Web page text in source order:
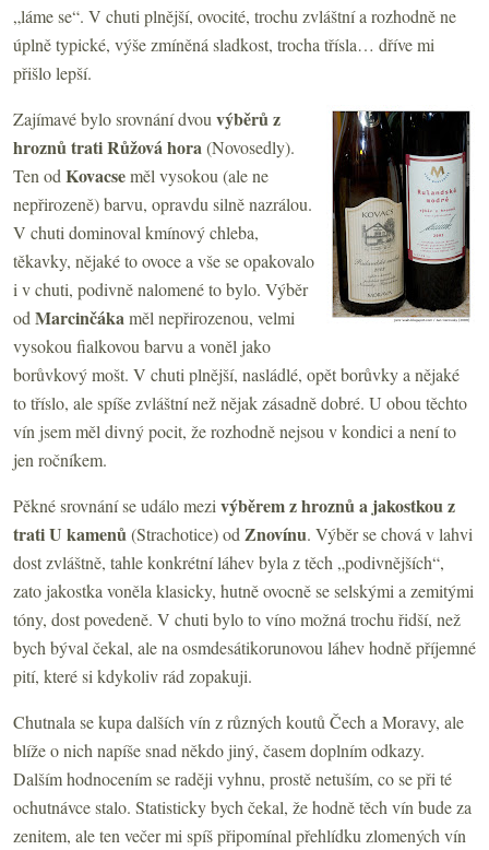
„láme se“. V chuti plnější, ovocité, trochu zvláštní a rozhodně ne
úplně typické, výše zmíněná sladkost, trocha třísla… dříve mi
přišlo lepší.
Zajímavé bylo srovnání dvou výběrů z
hroznů trati Růžová hora(Novosedly).
Ten od Kovacseměl vysokou (ale ne
nepřirozeně) barvu, opravdu silně nazrálou.
V chuti dominoval kmínový chleba,
těkavky, nějaké to ovoce a vše se opakovalo
i v chuti, podivně nalomené to bylo. Výběr
od Marcinčákaměl nepřirozenou, velmi
vysokou fialkovou barvu a voněl jako
borůvkový mošt. V chuti plnější, nasládlé, opět borůvky a nějaké
to tříslo, ale spíše zvláštní než nějak zásadně dobré. U obou těchto
vín jsem měl divný pocit, že rozhodně nejsou v kondici a není to
jen ročníkem.
Pěkné srovnání se událo mezi výběrem z hroznů a jakostkou z
trati U kamenů(Strachotice) od Znovínu. Výběr se chová v lahvi
dost zvláštně, tahle konkrétní láhev byla z těch „podivnějších“,
zato jakostka voněla klasicky, hutně ovocně se selskými a zemitými
tóny, dost povedeně. V chuti bylo to víno možná trochu řidší, než
bych býval čekal, ale na osmdesátikorunovou láhev hodně příjemné
pití, které si kdykoliv rád zopakuji.
Chutnala se kupa dalších vín z různých koutů Čech a Moravy, ale
blíže o nich napíše snad někdo jiný, časem doplním odkazy.
Dalším hodnocením se raději vyhnu, prostě netuším, co se při té
ochutnávce stalo. Statisticky bych čekal, že hodně těch vín bude za
zenitem, ale ten večer mi spíš připomínal přehlídku zlomených vín